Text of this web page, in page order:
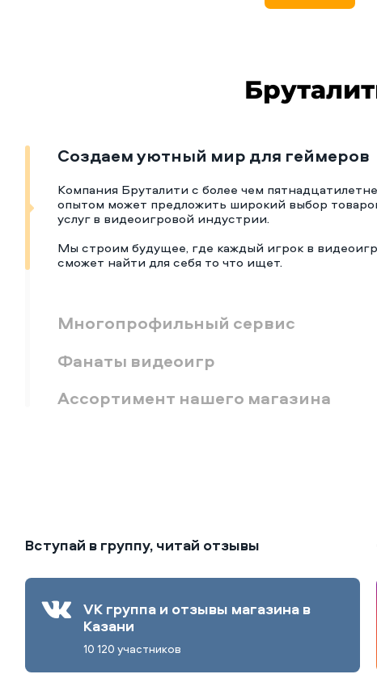
Создаем уютный мир для геймеров
Компания Бруталити с более чем
опытом может предложить широкий выбор
услуг в видеоигровой индустрии.
Мы строим будущее, где каждый игрок в
сможет найти для себя то что ищет.
Многопрофильный сервис
Фанаты видеоигр
Ассортимент нашего магазина
Вступай в группу, читай отзывы
VK группа и отзывы магазина в
Казани
10 120 участников